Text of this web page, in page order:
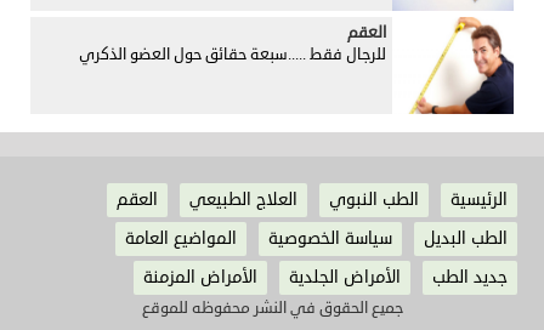
العقم
للرجال فقط .....سبعة حقائق حول العضو الذكري
الرئيسية الطب النبوي العلاج الطبيعي
العقم
الطب البديل
سياسة الخصوصية
المواضيع العامة
جديد الطب
الأمراض الجلدية الأمراض المزمنة
جميع الحقوق في النشر محفوظه للموقع